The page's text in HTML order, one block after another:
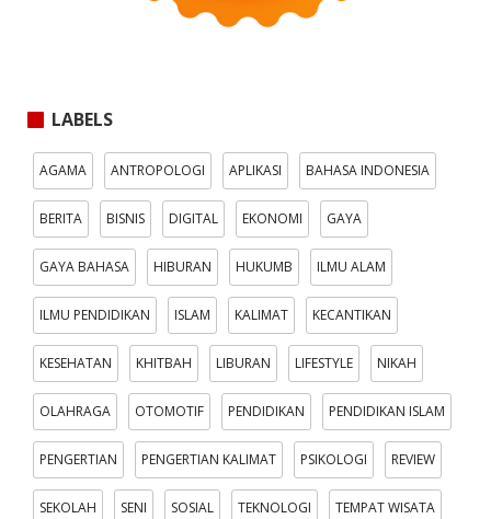
LABELS
AGAMA ANTROPOLOGI APLIKASI BAHASA INDONESIA
BERITA BISNIS DIGITAL EKONOMI GAYA
GAYA BAHASA HIBURAN HUKUMB ILMU ALAM
ILMU PENDIDIKAN ISLAM KALIMAT KECANTIKAN
KESEHATAN KHITBAH LIBURAN LIFESTYLE NIKAH
OLAHRAGA OTOMOTIF PENDIDIKAN PENDIDIKAN ISLAM
PENGERTIAN PENGERTIAN KALIMAT PSIKOLOGI REVIEW
SEKOLAH SENI SOSIAL TEKNOLOGI TEMPAT WISATA